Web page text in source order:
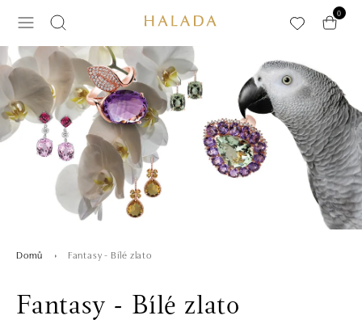
0
Domů Fantasy - Bílé zlato
Fantasy - Bílé zlato